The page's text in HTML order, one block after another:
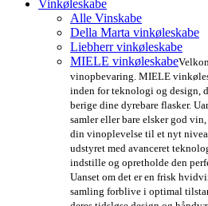
Vinkøleskabe
Alle Vinskabe
Della Marta vinkøleskabe
Liebherr vinkøleskabe
MIELE vinkøleskabe
vinopbevaring. MIELE
inden for teknologi og design,
berige dine dyrebare flasker.
samler eller bare elsker god
din vinoplevelse til et nyt
udstyret med avanceret
indstille og opretholde den
Uanset om det er en frisk
samling forblive i optimal